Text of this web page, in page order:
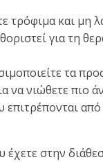
τρόφιμα και μη
για τη
τα
να νιώθετε πιο
επιτρέπονται
έχετε στην